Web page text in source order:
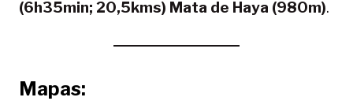
(6h35min; 20,5kms) Mata de Haya (980m).
Mapas: